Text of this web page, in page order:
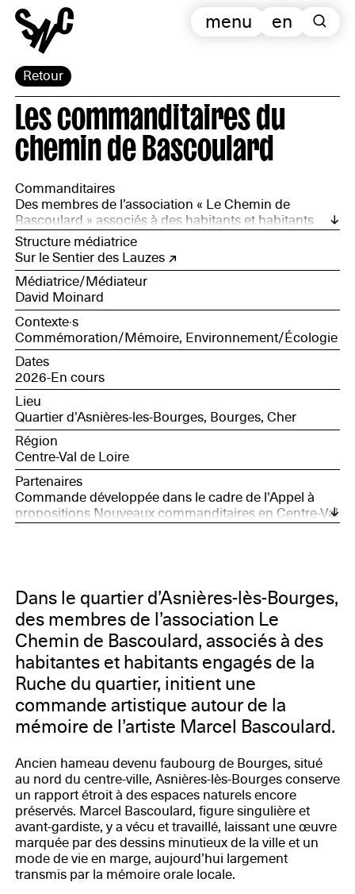
Retour
en
menu
Les commanditaires du
chemin de Bascoulard
Commanditaires
Des membres de l’association « Le Chemin de
Bascoulard » associés à des habitants et habitants
engagés dans la Ruche du quartier
Structure médiatrice
Sur le Sentier des Lauzes
Médiatrice/Médiateur
David Moinard
Contexte·s
Commémoration/Mémoire, Environnement/Écologie
Dates
2026-En cours
Lieu
Quartier d'Asnières-les-Bourges, Bourges, Cher
Région
Centre-Val de Loire
Partenaires
Commande développée dans le cadre de l'Appel à
propositions Nouveaux commanditaires en Centre-Val
de Loire, avec le soutien de la Société des Nouveaux
Dans le quartier d’Asnières-lès-Bourges,
des membres de l’association Le
Chemin de Bascoulard, associés à des
habitantes et habitants engagés de la
Ruche du quartier, initient une
commande artistique autour de la
mémoire de l’artiste Marcel Bascoulard.
Ancien hameau devenu faubourg de Bourges, situé
au nord du centre-ville, Asnières-lès-Bourges conserve
un rapport étroit à des espaces naturels encore
préservés. Marcel Bascoulard, figure singulière et
avant-gardiste, y a vécu et travaillé, laissant une œuvre
marquée par des dessins minutieux de la ville et un
mode de vie en marge, aujourd’hui largement
transmis par la mémoire orale locale.